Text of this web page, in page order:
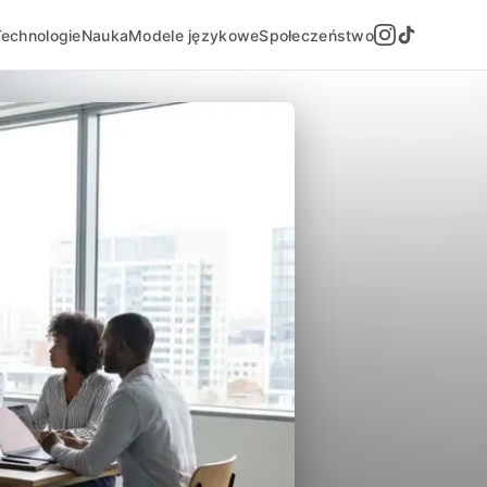
NaukaModele językoweSpołeczeństwo